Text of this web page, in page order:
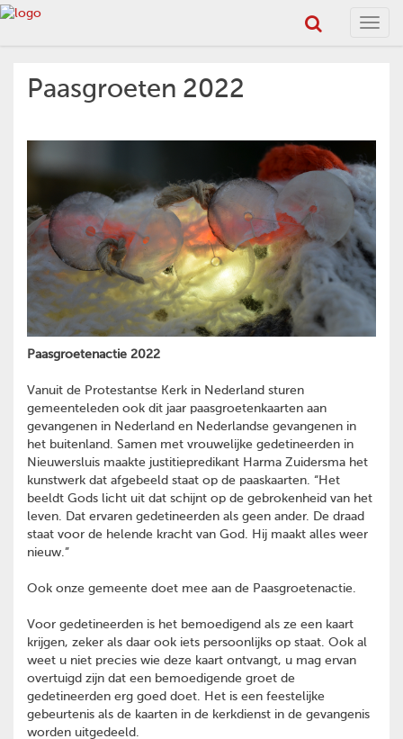
Paasgroeten 2022
Paasgroetenactie 2022
Vanuit de Protestantse Kerk in Nederland sturen
gemeenteleden ook dit jaar paasgroetenkaarten aan
gevangenen in Nederland en Nederlandse gevangenen in
het buitenland. Samen met vrouwelijke gedetineerden in
Nieuwersluis maakte justitiepredikant Harma Zuidersma het
kunstwerk dat afgebeeld staat op de paaskaarten. “Het
beeldt Gods licht uit dat schijnt op de gebrokenheid van het
leven. Dat ervaren gedetineerden als geen ander. De draad
staat voor de helende kracht van God. Hij maakt alles weer
nieuw.”
Ook onze gemeente doet mee aan de Paasgroetenactie.
Voor gedetineerden is het bemoedigend als ze een kaart
krijgen, zeker als daar ook iets persoonlijks op staat. Ook al
weet u niet precies wie deze kaart ontvangt, u mag ervan
overtuigd zijn dat een bemoedigende groet de
gedetineerden erg goed doet. Het is een feestelijke
gebeurtenis als de kaarten in de kerkdienst in de gevangenis
worden uitgedeeld.